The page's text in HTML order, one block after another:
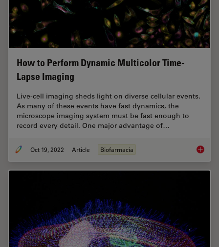
How to Perform Dynamic Multicolor Time-
Lapse Imaging
Live-cell imaging sheds light on diverse cellular events.
As many of these events have fast dynamics, the
microscope imaging system must be fast enough to
record every detail. One major advantage of…
Oct 19, 2022 Article Biofarmacia How to